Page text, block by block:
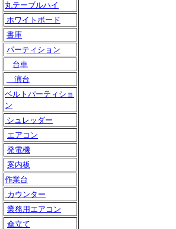
丸テーブルハイ
ホワイトボード
書庫
パーティション
台車
演台
ベルトパーティショ
ン
シュレッダー
エアコン
発電機
案内板
作業台
カウンター
業務用エアコン
傘立て